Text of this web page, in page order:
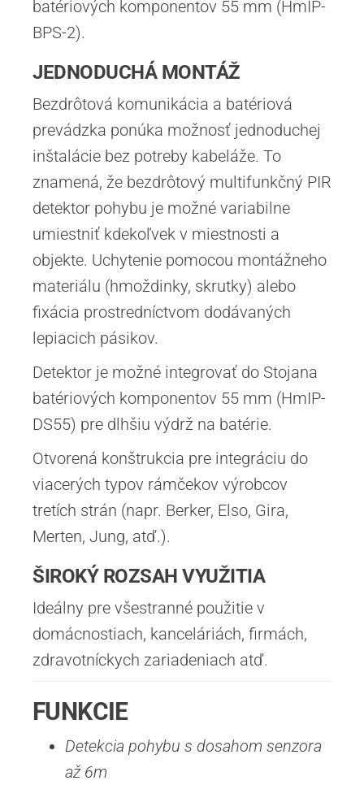
batériových komponentov 55 mm (HmIP-
BPS-2).
JEDNODUCHÁ MONTÁŽ
Bezdrôtová komunikácia a batériová
prevádzka ponúka možnosť jednoduchej
inštalácie bez potreby kabeláže. To
znamená, že bezdrôtový multifunkčný PIR
detektor pohybu je možné variabilne
umiestniť kdekoľvek v miestnosti a
objekte. Uchytenie pomocou montážneho
materiálu (hmoždinky, skrutky) alebo
fixácia prostredníctvom dodávaných
lepiacich pásikov.
Detektor je možné integrovať do Stojana
batériových komponentov 55 mm (HmIP-
DS55) pre dlhšiu výdrž na batérie.
Otvorená konštrukcia pre integráciu do
viacerých typov rámčekov výrobcov
tretích strán (napr. Berker, Elso, Gira,
Merten, Jung, atď.).
ŠIROKÝ ROZSAH VYUŽITIA
Ideálny pre všestranné použitie v
domácnostiach, kanceláriách, firmách,
zdravotníckych zariadeniach atď.
FUNKCIE
Detekcia pohybu s dosahom senzora
až 6m